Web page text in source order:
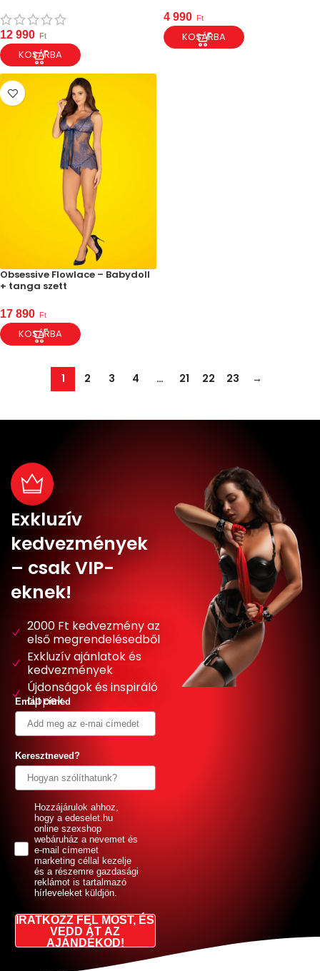
12 990 Ft
KOSÁRBA
4 990 Ft
KOSÁRBA
Obsessive Flowlace – Babydoll
+ tanga szett
17 890 Ft
KOSÁRBA
1 2 3 4 … 21 22 23 →
Exkluzív
kedvezmények
– csak VIP-
eknek!
2000 Ft kedvezmény az
első megrendelésedből
Exkluzív ajánlatok és
kedvezmények
Újdonságok és inspiráló
tippek
Email címed
Keresztneved?
GDPRHozzájárulok ahhoz,
hogy a edeselet.hu
online szexshop
webáruház a nevemet és
e-mail címemet
marketing céllal kezelje
és a részemre gazdasági
reklámot is tartalmazó
hírleveleket küldjön.
IRATKOZZ FEL MOST, ÉS
VEDD ÁT AZ
AJÁNDÉKOD!